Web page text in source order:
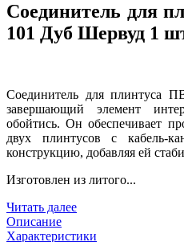
Соединитель для
101 Дуб Шервуд 1
Соединитель для плинтуса
завершающий элемент
обойтись. Он обеспечивает
двух плинтусов с кабель-
конструкцию, добавляя ей
Изготовлен из литого...
Читать далее
Описание
Характеристики